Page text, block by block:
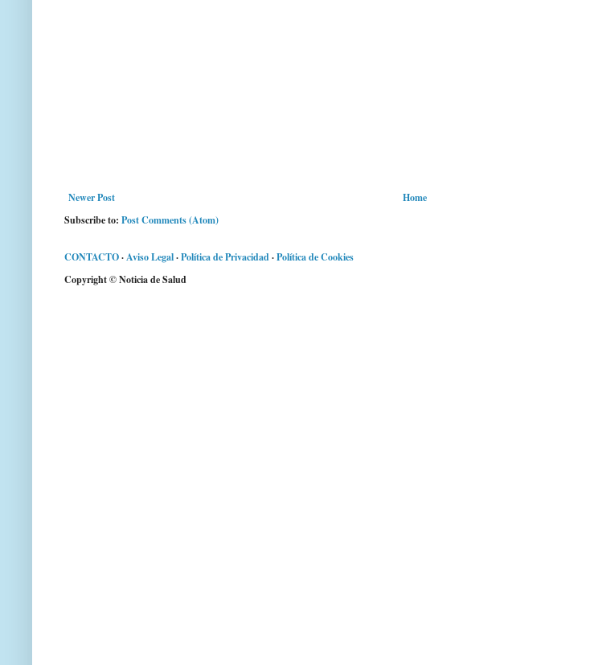
Newer Post
Home
Subscribe to: Post Comments (Atom)
CONTACTO·Aviso Legal·Política de Privacidad·Política de Cookies
Copyright © Noticia de Salud